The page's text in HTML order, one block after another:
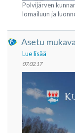
Polvijärven
lomailuun ja
Asetu
Lue lisää
07.02.17